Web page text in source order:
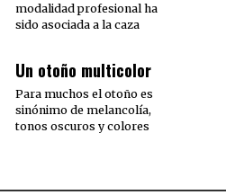
modalidad profesional ha
sido asociada a la caza
Un otoño multicolor
Para muchos el otoño es
sinónimo de melancolía,
tonos oscuros y colores